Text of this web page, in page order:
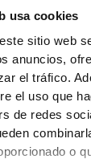
usa cookies
sitio web
anuncios,
el tráfico.
el uso que
de redes
o
Nos
y bajas,
la gestión
tipo de